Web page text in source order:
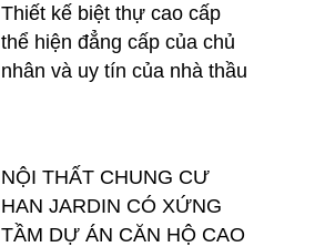
Thiết kế biệt thự cao cấp
thể hiện đẳng cấp của chủ
nhân và uy tín của nhà thầu
NỘI THẤT CHUNG CƯ
HAN JARDIN CÓ XỨNG
TẦM DỰ ÁN CĂN HỘ CAO